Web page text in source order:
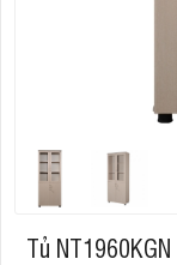
Tủ NT1960KGN